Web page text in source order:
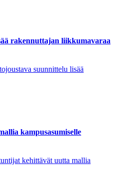
rakennuttajan liikkumavaraa
suunnittelu lisää
kampusasumiselle
kehittävät uutta mallia